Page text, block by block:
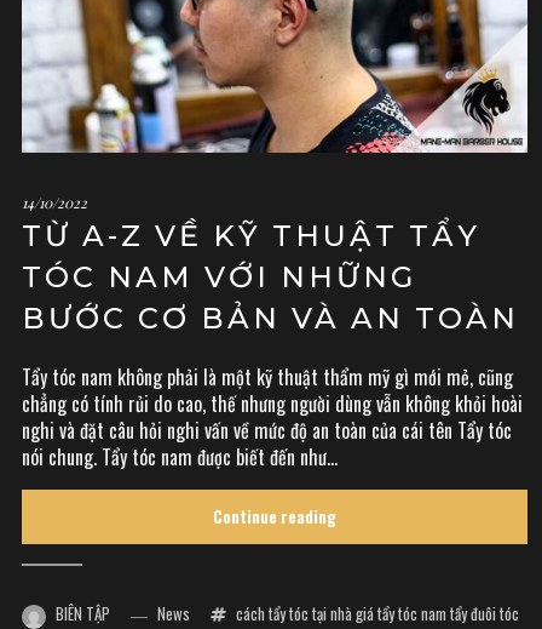
14/10/2022
TỪ A-Z VỀ KỸ THUẬT TẨY
TÓC NAM VỚI NHỮNG
BƯỚC CƠ BẢN VÀ AN TOÀN
Tẩy tóc nam không phải là một kỹ thuật thẩm mỹ gì mới mẻ, cũng
chẳng có tính rủi do cao, thế nhưng người dùng vẫn không khỏi hoài
nghi và đặt câu hỏi nghi vấn về mức độ an toàn của cái tên Tẩy tóc
nói chung. Tẩy tóc nam được biết đến như...
Continue reading
BIÊN TẬP News cách tẩy tóc tại nhàgiá tẩy tóc nam tẩy đuôi tóc